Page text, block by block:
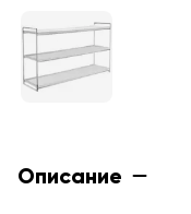
Описание